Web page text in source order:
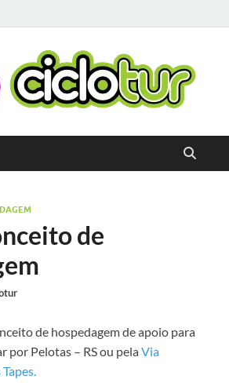
de
de hospedagem de apoio para
por Pelotas – RS ou pelaVia